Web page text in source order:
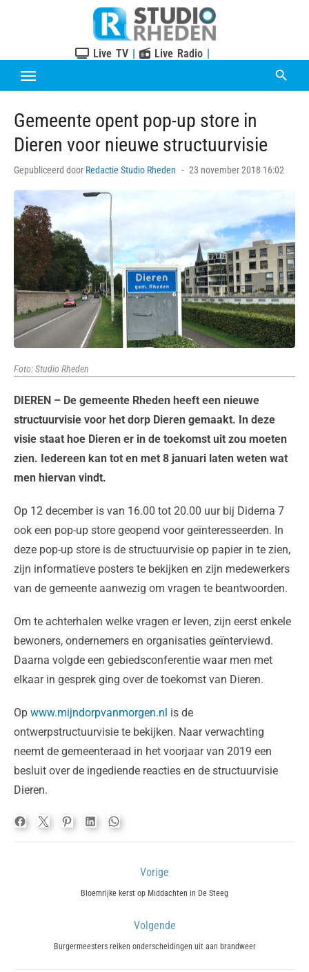
Live TV | Live Radio |
Gemeente opent pop-up store in
Dieren voor nieuwe structuurvisie
Gepubliceerd door Redactie Studio Rheden
Posted
23 november 2018 16:02
Foto: Studio Rheden
DIEREN – De gemeente Rheden heeft een nieuwe
structuurvisie voor het dorp Dieren gemaakt. In deze
visie staat hoe Dieren er in de toekomst uit zou moeten
zien. Iedereen kan tot en met 8 januari laten weten wat
men hiervan vindt.
Op 12 december is van 16.00 tot 20.00 uur bij Diderna 7
ook een pop-up store geopend voor geïnteresseerden. In
deze pop-up store is de structuurvisie op papier in te zien,
zijn informatieve posters te bekijken en zijn medewerkers
van de gemeente aanwezig om vragen te beantwoorden.
Om te achterhalen welke vragen er leven, zijn eerst enkele
bewoners, ondernemers en organisaties geïnterviewd.
Daarna volgde een gebiedsconferentie waar men met
elkaar in gesprek ging over de toekomst van Dieren.
Op www.mijndorpvanmorgen.nl is de
ontwerpstructuurvisie te bekijken. Naar verwachting
neemt de gemeenteraad in het voorjaar van 2019 een
besluit over de ingediende reacties en de structuurvisie
Dieren.
Vorige
Previous
Bloemrijke kerst op Middachten in De Steeg
Volgende
Next
Burgermeesters reiken onderscheidingen uit aan brandweer